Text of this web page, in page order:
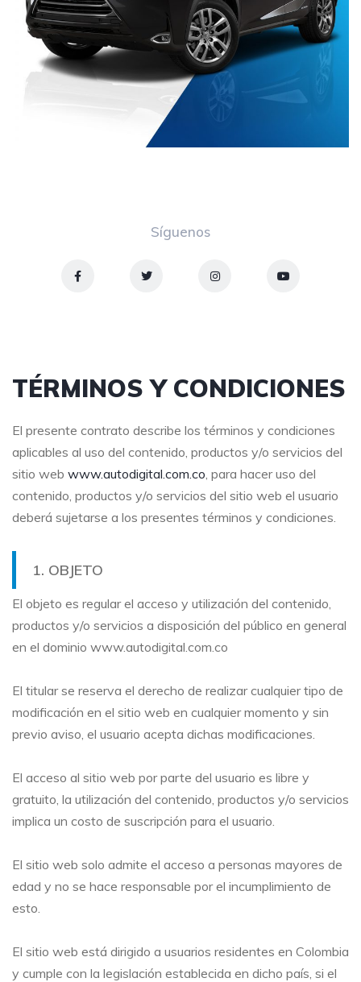
TÉRMINOS Y CONDICIONES
El presente contrato describe los términos y condiciones
aplicables al uso del contenido, productos y/o servicios del
sitio web www.autodigital.com.co, para hacer uso del
contenido, productos y/o servicios del sitio web el usuario
deberá sujetarse a los presentes términos y condiciones.
1. OBJETO
El objeto es regular el acceso y utilización del contenido,
productos y/o servicios a disposición del público en general
en el dominio www.autodigital.com.co
El titular se reserva el derecho de realizar cualquier tipo de
modificación en el sitio web en cualquier momento y sin
previo aviso, el usuario acepta dichas modificaciones.
El acceso al sitio web por parte del usuario es libre y
gratuito, la utilización del contenido, productos y/o servicios
implica un costo de suscripción para el usuario.
El sitio web solo admite el acceso a personas mayores de
edad y no se hace responsable por el incumplimiento de
esto.
El sitio web está dirigido a usuarios residentes en Colombia
y cumple con la legislación establecida en dicho país, si el
Síguenos